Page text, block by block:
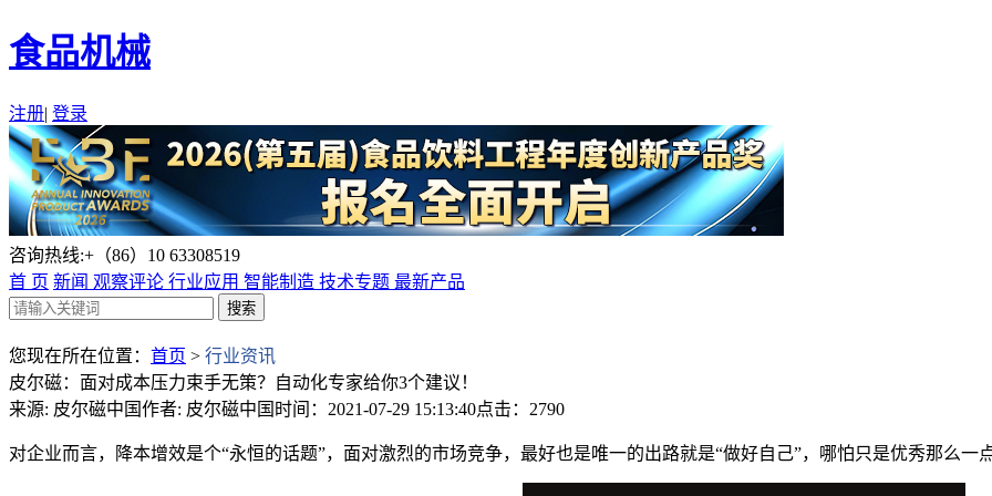
食品机械
注册| 登录
咨询热线:+（86）10 63308519
首 页 新闻 观察评论 行业应用 智能制造 技术专题 最新产品
您现在所在位置： 首页 > 行业资讯
皮尔磁：面对成本压力束手无策？自动化专家给你3个建议！
来源: 皮尔磁中国作者: 皮尔磁中国 时间：2021-07-29 15:13:40点击：2790
对企业而言，降本增效是个“永恒的话题”，面对激烈的市场竞争，最好也是唯一的出路就是“做好自己”，哪怕只是优秀那么一